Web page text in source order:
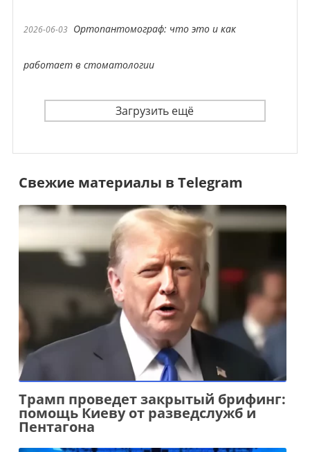
2026-06-03 Ортопантомограф: что это и как
работает в стоматологии
Загрузить ещё
Свежие материалы в Telegram
Трамп проведет закрытый брифинг:
помощь Киеву от разведслужб и
Пентагона